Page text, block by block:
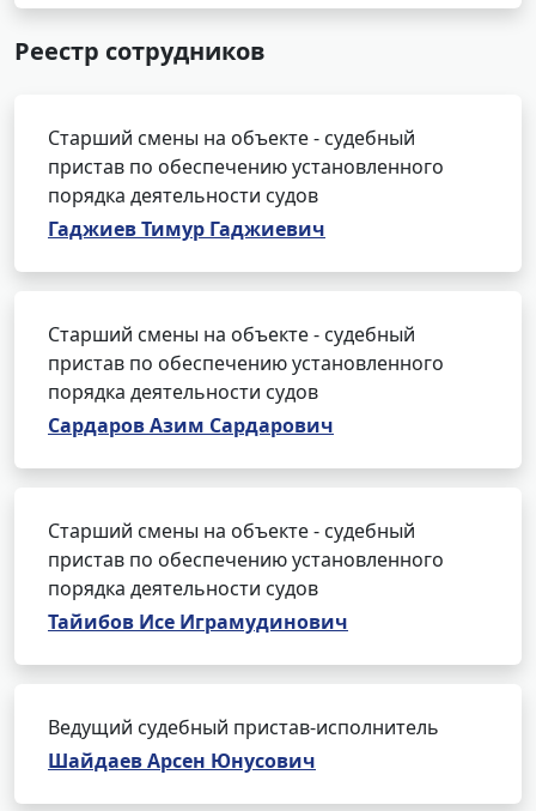
Реестр сотрудников
Старший смены на объекте - судебный
пристав по обеспечению установленного
порядка деятельности судов
Гаджиев Тимур Гаджиевич
Старший смены на объекте - судебный
пристав по обеспечению установленного
порядка деятельности судов
Сардаров Азим Сардарович
Старший смены на объекте - судебный
пристав по обеспечению установленного
порядка деятельности судов
Тайибов Исе Играмудинович
Ведущий судебный пристав-исполнитель
Шайдаев Арсен Юнусович